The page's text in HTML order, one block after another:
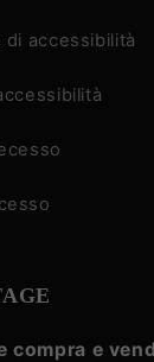
di accessibilità
compra e